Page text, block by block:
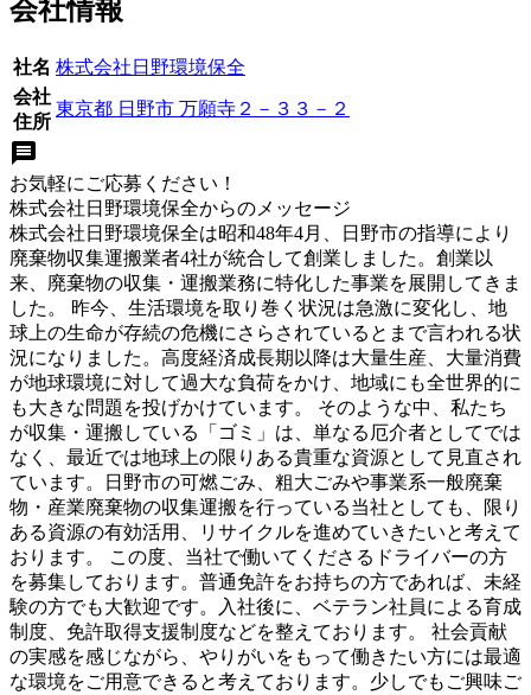
会社情報
社名 株式会社日野環境保全
会社
住所
東京都 日野市 万願寺２－３３－２
お気軽にご応募ください！
株式会社日野環境保全からのメッセージ
株式会社日野環境保全は昭和48年4月、日野市の指導により
廃棄物収集運搬業者4社が統合して創業しました。創業以
来、廃棄物の収集・運搬業務に特化した事業を展開してきま
した。 昨今、生活環境を取り巻く状況は急激に変化し、地
球上の生命が存続の危機にさらされているとまで言われる状
況になりました。高度経済成長期以降は大量生産、大量消費
が地球環境に対して過大な負荷をかけ、地域にも全世界的に
も大きな問題を投げかけています。 そのような中、私たち
が収集・運搬している「ゴミ」は、単なる厄介者としてでは
なく、最近では地球上の限りある貴重な資源として見直され
ています。日野市の可燃ごみ、粗大ごみや事業系一般廃棄
物・産業廃棄物の収集運搬を行っている当社としても、限り
ある資源の有効活用、リサイクルを進めていきたいと考えて
おります。 この度、当社で働いてくださるドライバーの方
を募集しております。普通免許をお持ちの方であれば、未経
験の方でも大歓迎です。入社後に、ベテラン社員による育成
制度、免許取得支援制度などを整えております。 社会貢献
の実感を感じながら、やりがいをもって働きたい方には最適
な環境をご用意できると考えております。少しでもご興味ご